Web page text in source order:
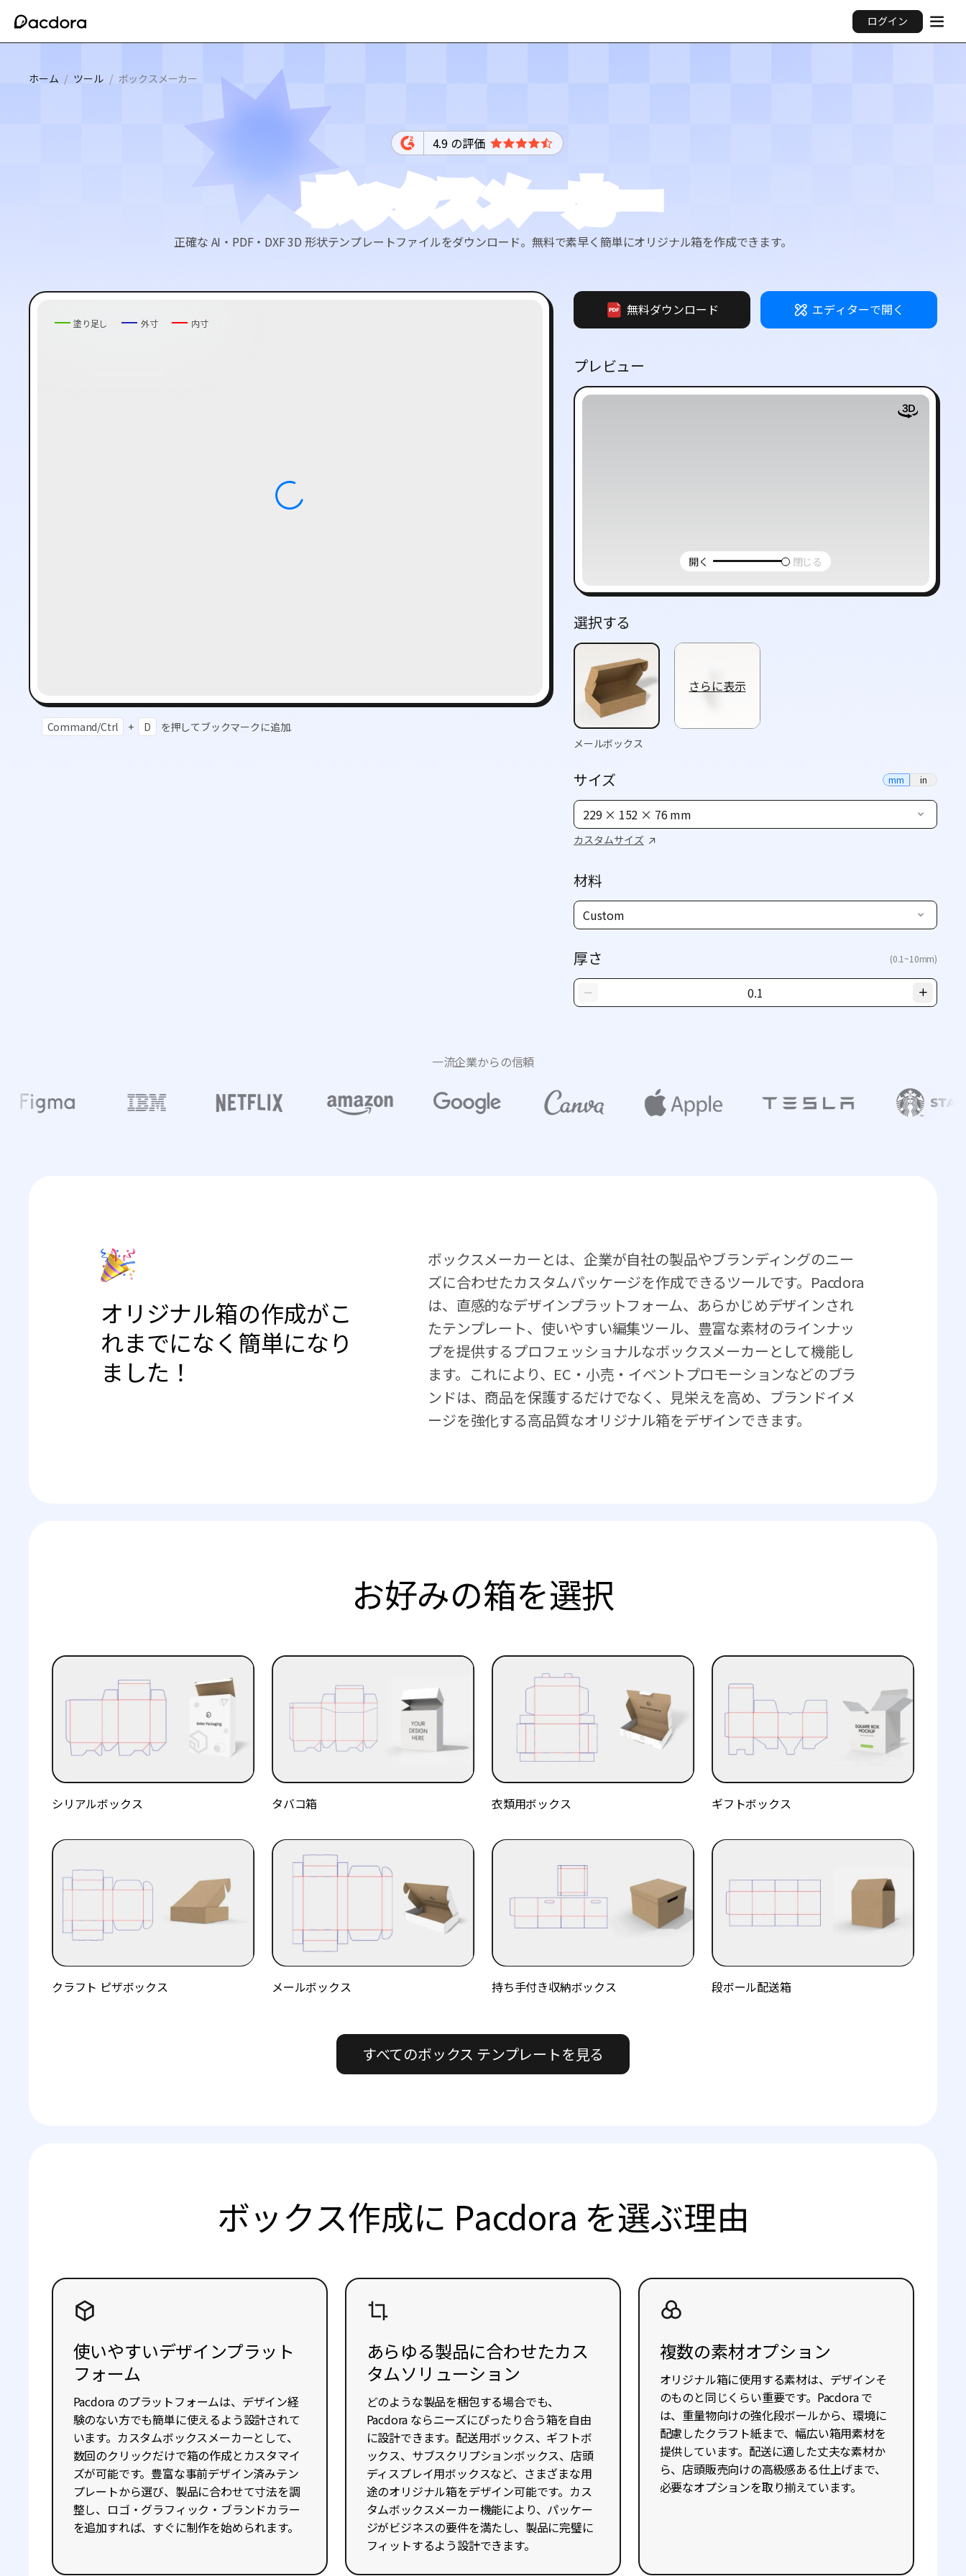
ログイン
ホーム / ツール / ボックスメーカー
4.9 の評価
ボックスメーカー
正確な AI・PDF・DXF 3D 形状テンプレートファイルをダウンロード。無料で素早く簡単にオリジナル箱を作成できます。
塗り足し 外寸 内寸
Command/Ctrl + D を押してブックマークに追加.
無料ダウンロード エディターで開く
プレビュー
開く 閉じる
選択する
メールボックス
さらに表示
サイズ mm in
229 × 152 × 76 mm
カスタムサイズ
材料
Custom
厚さ (0.1~10mm)
一流企業からの信頼
オリジナル箱の作成がこ
れまでになく簡単になり
ました！
ボックスメーカーとは、企業が自社の製品やブランディングのニー
ズに合わせたカスタムパッケージを作成できるツールです。Pacdora
は、直感的なデザインプラットフォーム、あらかじめデザインされ
たテンプレート、使いやすい編集ツール、豊富な素材のラインナッ
プを提供するプロフェッショナルなボックスメーカーとして機能し
ます。これにより、EC・小売・イベントプロモーションなどのブラ
ンドは、商品を保護するだけでなく、見栄えを高め、ブランドイメ
ージを強化する高品質なオリジナル箱をデザインできます。
お好みの箱を選択
シリアルボックス タバコ箱 衣類用ボックス ギフトボックス
クラフト ピザボックス メールボックス 持ち手付き収納ボックス 段ボール配送箱
すべてのボックス テンプレートを見る
ボックス作成に Pacdora を選ぶ理由
使いやすいデザインプラット
フォーム
Pacdora のプラットフォームは、デザイン経
験のない方でも簡単に使えるよう設計されて
います。カスタムボックスメーカーとして、
数回のクリックだけで箱の作成とカスタマイ
ズが可能です。豊富な事前デザイン済みテン
プレートから選び、製品に合わせて寸法を調
整し、ロゴ・グラフィック・ブランドカラー
を追加すれば、すぐに制作を始められます。
あらゆる製品に合わせたカス
タムソリューション
どのような製品を梱包する場合でも、
Pacdora ならニーズにぴったり合う箱を自由
に設計できます。配送用ボックス、ギフトボ
ックス、サブスクリプションボックス、店頭
ディスプレイ用ボックスなど、さまざまな用
途のオリジナル箱をデザイン可能です。カス
タムボックスメーカー機能により、パッケー
ジがビジネスの要件を満たし、製品に完璧に
フィットするよう設計できます。
複数の素材オプション
オリジナル箱に使用する素材は、デザインそ
のものと同じくらい重要です。Pacdora で
は、重量物向けの強化段ボールから、環境に
配慮したクラフト紙まで、幅広い箱用素材を
提供しています。配送に適した丈夫な素材か
ら、店頭販売向けの高級感ある仕上げまで、
必要なオプションを取り揃えています。